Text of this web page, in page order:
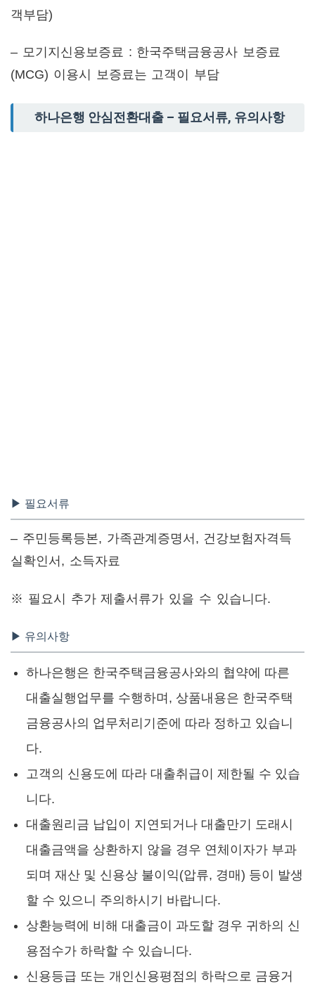
객부담)
– 모기지신용보증료 : 한국주택금융공사 보증료
(MCG) 이용시 보증료는 고객이 부담
하나은행 안심전환대출 – 필요서류, 유의사항
▶ 필요서류
– 주민등록등본, 가족관계증명서, 건강보험자격득
실확인서, 소득자료
※ 필요시 추가 제출서류가 있을 수 있습니다.
▶ 유의사항
하나은행은 한국주택금융공사와의 협약에 따른
대출실행업무를 수행하며, 상품내용은 한국주택
금융공사의 업무처리기준에 따라 정하고 있습니
다.
고객의 신용도에 따라 대출취급이 제한될 수 있습
니다.
대출원리금 납입이 지연되거나 대출만기 도래시
대출금액을 상환하지 않을 경우 연체이자가 부과
되며 재산 및 신용상 불이익(압류, 경매) 등이 발생
할 수 있으니 주의하시기 바랍니다.
상환능력에 비해 대출금이 과도할 경우 귀하의 신
용점수가 하락할 수 있습니다.
신용등급 또는 개인신용평점의 하락으로 금융거